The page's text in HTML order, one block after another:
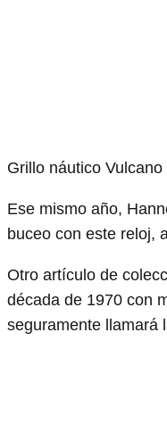
Grillo náutico
Ese mismo año,
buceo con este reloj,
Otro artículo de
década de 1970 con
seguramente llamará